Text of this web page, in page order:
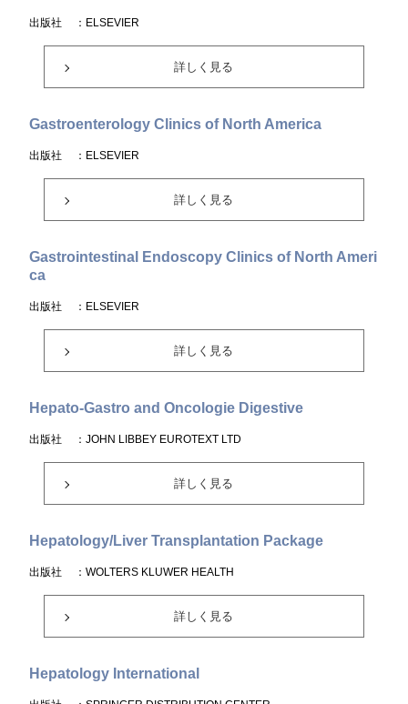
出版社 ：ELSEVIER
詳しく見る
Gastroenterology Clinics of North America
出版社 ：ELSEVIER
詳しく見る
Gastrointestinal Endoscopy Clinics of North Ameri
ca
出版社 ：ELSEVIER
詳しく見る
Hepato-Gastro and Oncologie Digestive
出版社 ：JOHN LIBBEY EUROTEXT LTD
詳しく見る
Hepatology/Liver Transplantation Package
出版社 ：WOLTERS KLUWER HEALTH
詳しく見る
Hepatology International